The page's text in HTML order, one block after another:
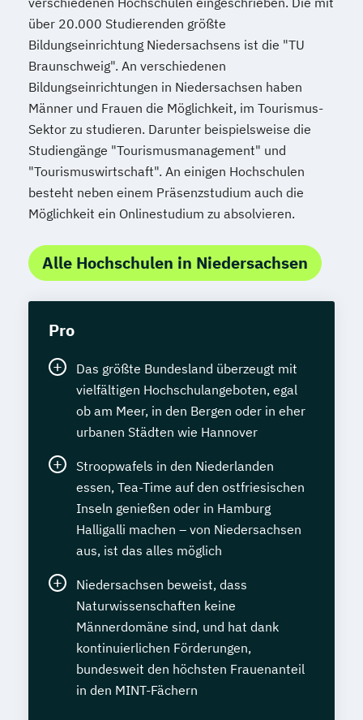
über 20.000 Studierenden größte
Bildungseinrichtung Niedersachsens ist die "TU
Braunschweig". An verschiedenen
Bildungseinrichtungen in Niedersachsen haben
Männer und Frauen die Möglichkeit, im Tourismus-
Sektor zu studieren. Darunter beispielsweise die
Studiengänge "Tourismusmanagement" und
"Tourismuswirtschaft". An einigen Hochschulen
besteht neben einem Präsenzstudium auch die
Möglichkeit ein Onlinestudium zu absolvieren.
Alle Hochschulen in Niedersachsen
Pro
Das größte Bundesland überzeugt mit
vielfältigen Hochschulangeboten, egal
ob am Meer, in den Bergen oder in eher
urbanen Städten wie Hannover
Stroopwafels in den Niederlanden
essen, Tea-Time auf den ostfriesischen
Inseln genießen oder in Hamburg
Halligalli machen – von Niedersachsen
aus, ist das alles möglich
Niedersachsen beweist, dass
Naturwissenschaften keine
Männerdomäne sind, und hat dank
kontinuierlichen Förderungen,
bundesweit den höchsten Frauenanteil
in den MINT-Fächern